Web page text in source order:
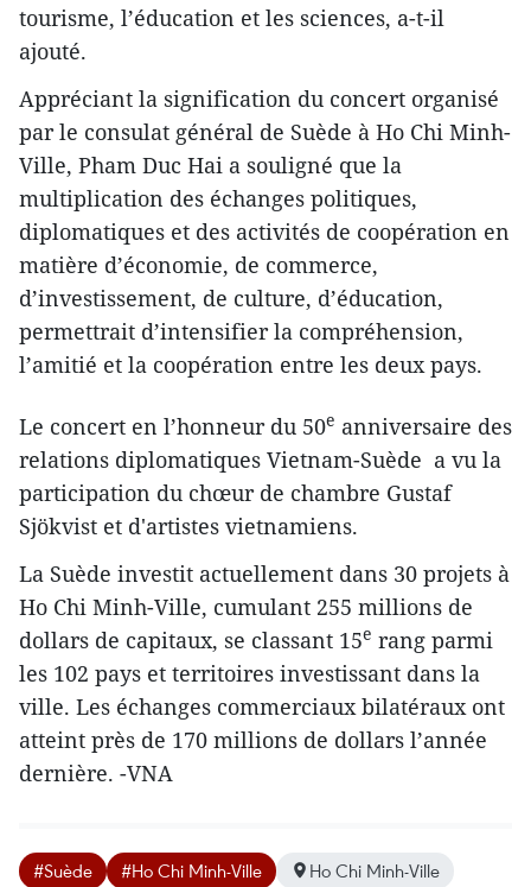
tourisme, l’éducation et les sciences, a-t-il
ajouté.
Appréciant la signification du concert organisé
par le consulat général de Suède à Ho Chi Minh-
Ville, Pham Duc Hai a souligné que la
multiplication des échanges politiques,
diplomatiques et des activités de coopération en
matière d’économie, de commerce,
d’investissement, de culture, d’éducation,
permettrait d’intensifier la compréhension,
l’amitié et la coopération entre les deux pays.
Le concert en l’honneur du 50e anniversaire des
relations diplomatiques Vietnam-Suède a vu la
participation du chœur de chambre Gustaf
Sjökvist et d'artistes vietnamiens.
La Suède investit actuellement dans 30 projets à
Ho Chi Minh-Ville, cumulant 255 millions de
dollars de capitaux, se classant 15e rang parmi
les 102 pays et territoires investissant dans la
ville. Les échanges commerciaux bilatéraux ont
atteint près de 170 millions de dollars l’année
dernière. -VNA
#Suède #Ho Chi Minh-Ville
Ho Chi Minh-Ville